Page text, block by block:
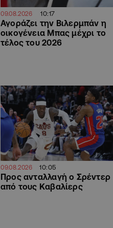
09.08.2026 10:17
Αγοράζει την Βιλερμπάν η
οικογένεια Μπας μέχρι το
τέλος του 2026
09.08.2026 10:05
Προς ανταλλαγή ο Σρέντερ
από τους Καβαλίερς